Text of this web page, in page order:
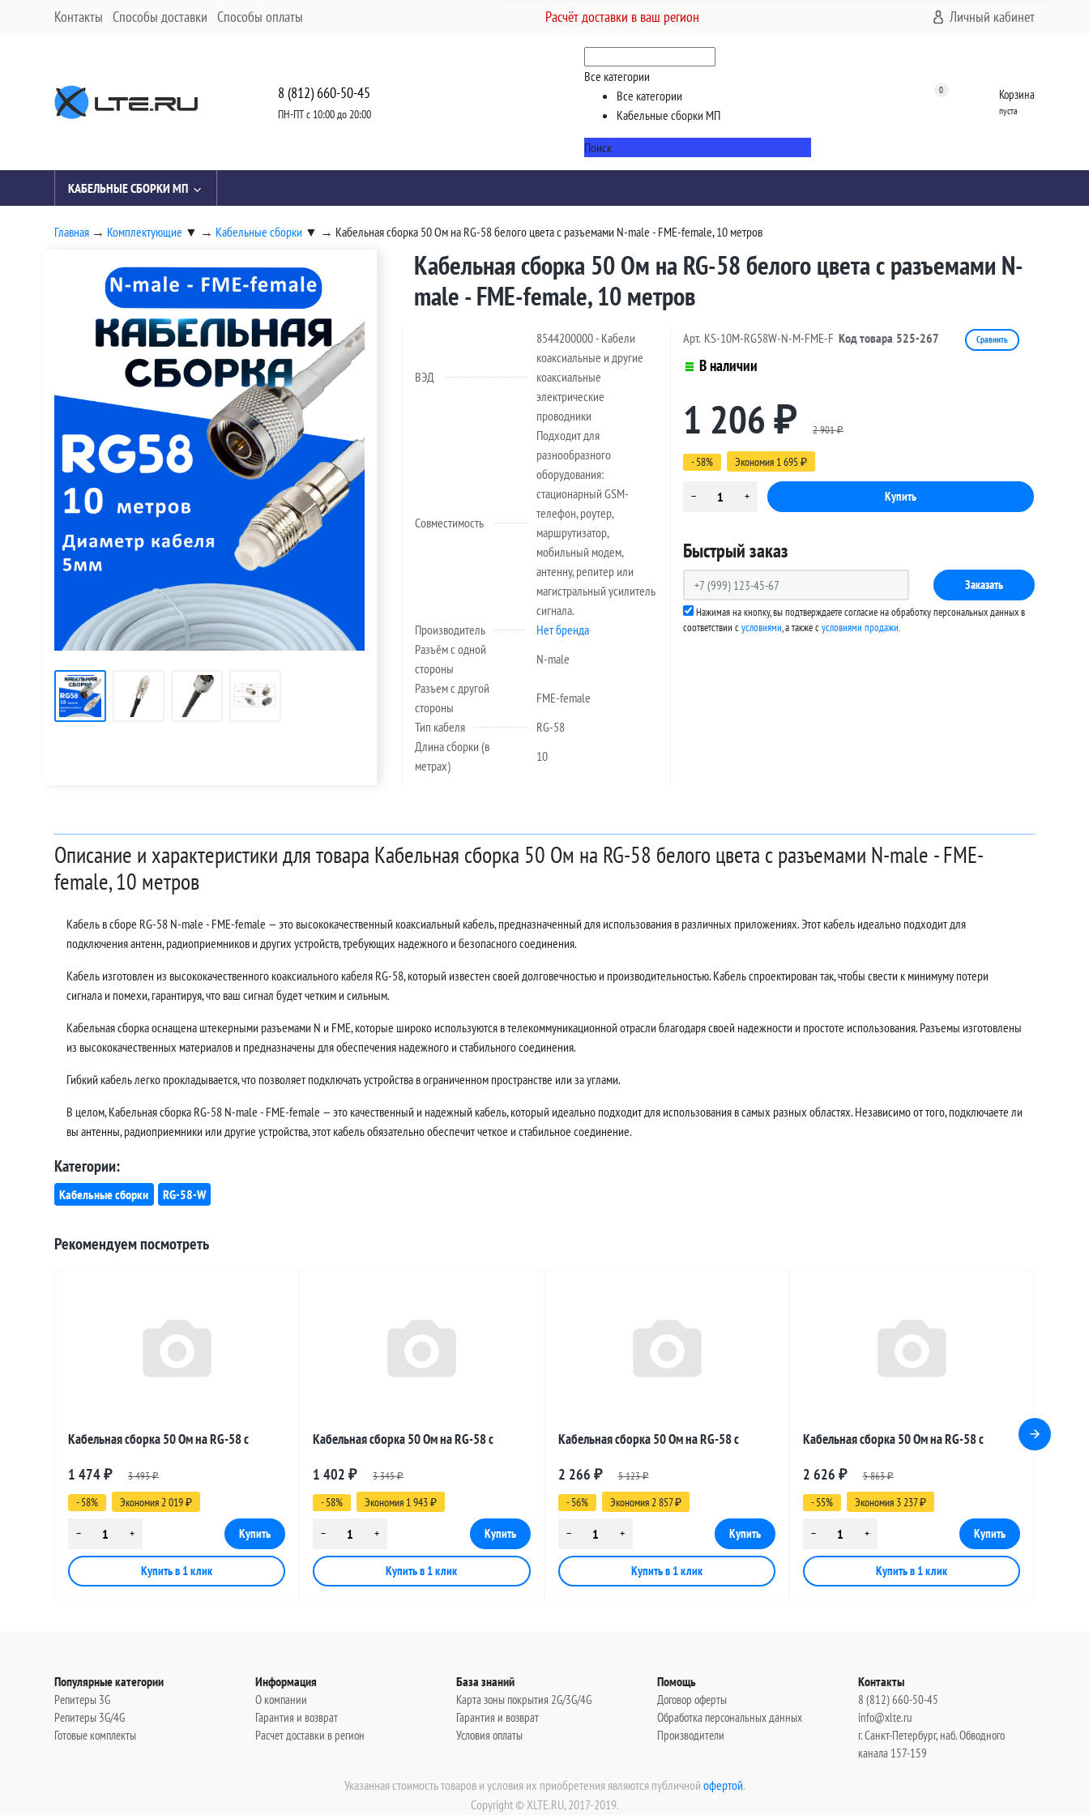
Контакты Способы доставки Способы оплаты Расчёт доставки в ваш регион Личный кабинет
8 (812) 660-50-45
ПН-ПТ с 10:00 до 20:00
Все категории
Все категории
Кабельные сборки МП
Поиск
0 Корзина
пуста
КАБЕЛЬНЫЕ СБОРКИ МП
Главная → Комплектующие ▼ → Кабельные сборки ▼ → Кабельная сборка 50 Ом на RG-58 белого цвета с разъемами N-male - FME-female, 10 метров
Кабельная сборка 50 Ом на RG-58 белого цвета с разъемами N-
male - FME-female, 10 метров
ВЭД
8544200000 - Кабели
коаксиальные и другие
коаксиальные
электрические
проводники
Совместимость
Подходит для
разнообразного
оборудования:
стационарный GSM-
телефон, роутер,
маршрутизатор,
мобильный модем,
антенну, репитер или
магистральный усилитель
сигнала.
Производитель
Нет бренда
Разъём с одной
стороны
N-male
Разъем с другой
стороны
FME-female
Тип кабеля
RG-58
Длина сборки (в
метрах)
10
Арт. KS-10M-RG58W-N-M-FME-F Код товара 525-267 Сравнить
В наличии
1 206 ₽ 2 901₽
- 58% Экономия 1 695 ₽
Быстрый заказ
Заказать
Нажимая на кнопку, вы подтверждаете согласие на обработку персональных данных в
соответствии сусловиями, а также cусловиями продажи.
Описание и характеристики для товара Кабельная сборка 50 Ом на RG-58 белого цвета с разъемами N-male - FME-
female, 10 метров
Кабель в сборе RG-58 N-male - FME-female — это высококачественный коаксиальный кабель, предназначенный для использования в различных приложениях. Этот кабель идеально подходит для
подключения антенн, радиоприемников и других устройств, требующих надежного и безопасного соединения.
Кабель изготовлен из высококачественного коаксиального кабеля RG-58, который известен своей долговечностью и производительностью. Кабель спроектирован так, чтобы свести к минимуму потери
сигнала и помехи, гарантируя, что ваш сигнал будет четким и сильным.
Кабельная сборка оснащена штекерными разъемами N и FME, которые широко используются в телекоммуникационной отрасли благодаря своей надежности и простоте использования. Разъемы изготовлены
из высококачественных материалов и предназначены для обеспечения надежного и стабильного соединения.
Гибкий кабель легко прокладывается, что позволяет подключать устройства в ограниченном пространстве или за углами.
В целом, Кабельная сборка RG-58 N-male - FME-female — это качественный и надежный кабель, который идеально подходит для использования в самых разных областях. Независимо от того, подключаете ли
вы антенны, радиоприемники или другие устройства, этот кабель обязательно обеспечит четкое и стабильное соединение.
Категории:
Кабельные сборки RG-58-W
Рекомендуем посмотреть
Кабельная сборка 50 Ом на RG-58 с
14 метров
1 474 ₽ 3 493₽
- 58% Экономия 2 019 ₽
Кабельная сборка 50 Ом на RG-58 с
13 метров
1 402₽ 3 345₽
- 58% Экономия 1 943₽
Кабельная сборка 50 Ом на RG-58 с
25 метров
2 266 ₽ 5 123₽
- 56% Экономия 2 857 ₽
Кабельная сборка 50 Ом на RG-58 с
30 метров
2 626 ₽ 5 863₽
- 55% Экономия 3 237 ₽
Популярные категории
Репитеры 3G
Репитеры 3G/4G
Готовые комплекты
Информация
О компании
Гарантия и возврат
Расчет доставки в регион
База знаний
Карта зоны покрытия 2G/3G/4G
Гарантия и возврат
Условия оплаты
Помощь
Договор оферты
Обработка персональных данных
Производители
Контакты
8 (812) 660-50-45
info@xlte.ru
г. Санкт-Петербург, наб. Обводного
канала 157-159
Указанная стоимость товаров и условия их приобретения являются публичной офертой.
Copyright © XLTE.RU, 2017-2019.